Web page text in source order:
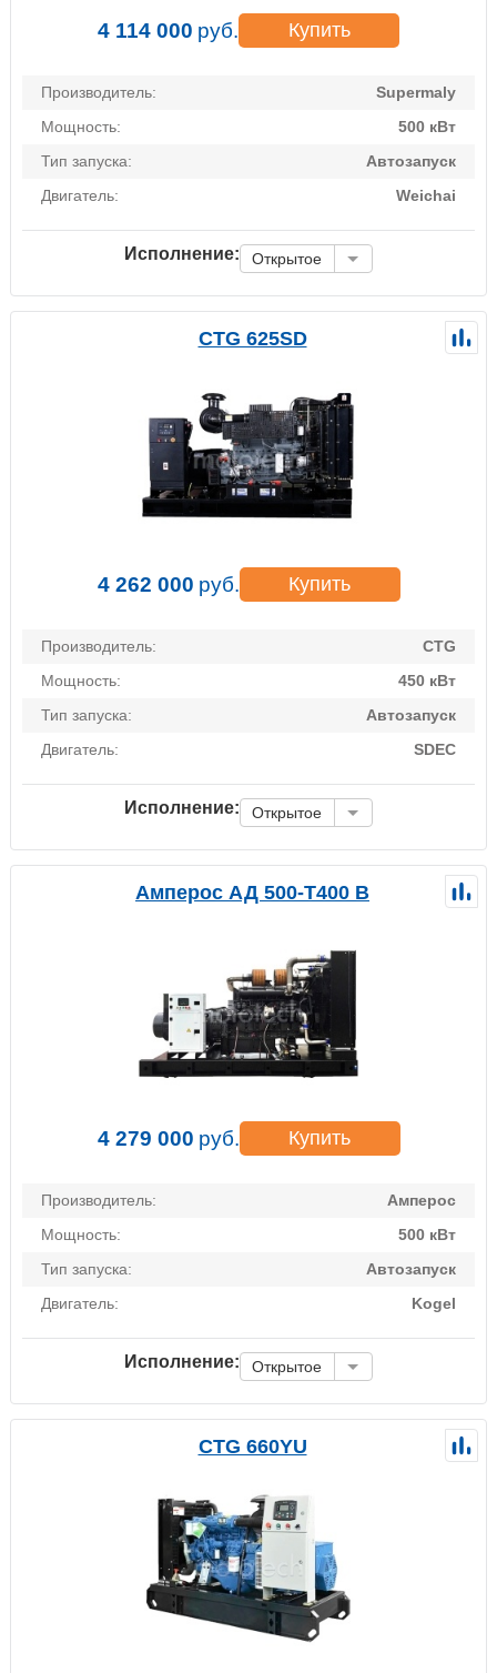
4 114 000 руб. Купить
Производитель:
Supermaly
Мощность:
500 кВт
Тип запуска:
Автозапуск
Двигатель:
Weichai
Исполнение: Открытое
CTG 625SD
4 262 000 руб. Купить
Производитель:
CTG
Мощность:
450 кВт
Тип запуска:
Автозапуск
Двигатель:
SDEC
Исполнение: Открытое
Амперос АД 500-Т400 B
4 279 000 руб. Купить
Производитель:
Амперос
Мощность:
500 кВт
Тип запуска:
Автозапуск
Двигатель:
Kogel
Исполнение: Открытое
CTG 660YU